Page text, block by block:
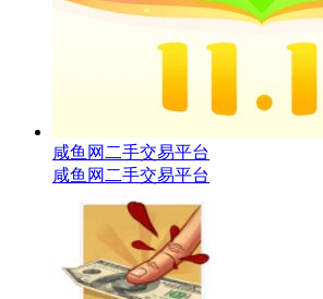
咸鱼网二手交易平台
咸鱼网二手交易平台